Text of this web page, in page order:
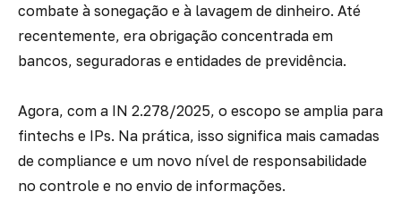
combate à sonegação e à lavagem de dinheiro. Até
recentemente, era obrigação concentrada em
bancos, seguradoras e entidades de previdência.
Agora, com a IN 2.278/2025, o escopo se amplia para
fintechs e IPs. Na prática, isso significa mais camadas
de compliance e um novo nível de responsabilidade
no controle e no envio de informações.